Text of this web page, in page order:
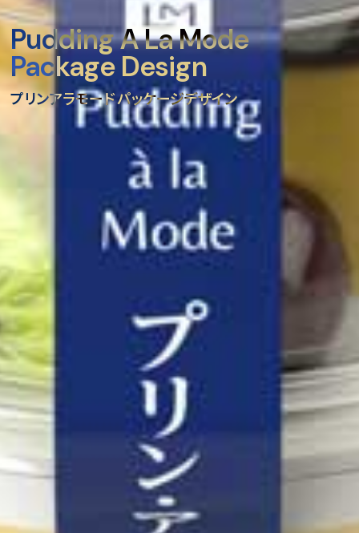
Pudding A La Mode
Package Design
プリンアラモード パッケージデザイン